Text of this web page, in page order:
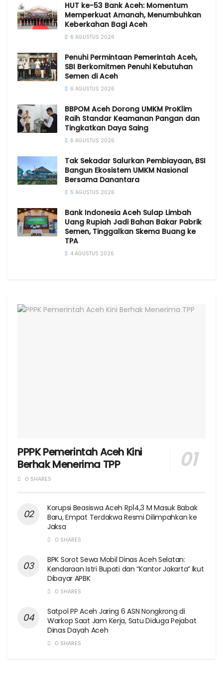
HUT ke-53 Bank Aceh: Momentum
Memperkuat Amanah, Menumbuhkan
Keberkahan Bagi Aceh
6 AGUSTUS 2026
Penuhi Permintaan Pemerintah Aceh,
SBI Berkomitmen Penuhi Kebutuhan
Semen di Aceh
6 AGUSTUS 2026
BBPOM Aceh Dorong UMKM ProKlim
Raih Standar Keamanan Pangan dan
Tingkatkan Daya Saing
6 AGUSTUS 2026
Tak Sekadar Salurkan Pembiayaan, BSI
Bangun Ekosistem UMKM Nasional
Bersama Danantara
5 AGUSTUS 2026
Bank Indonesia Aceh Sulap Limbah
Uang Rupiah Jadi Bahan Bakar Pabrik
Semen, Tinggalkan Skema Buang ke
TPA
4 AGUSTUS 2026
PPPK Pemerintah Aceh Kini
Berhak Menerima TPP
0 SHARES
Korupsi Beasiswa Aceh Rp14,3 M Masuk Babak
Baru, Empat Terdakwa Resmi Dilimpahkan ke
Jaksa
0 SHARES
BPK Sorot Sewa Mobil Dinas Aceh Selatan:
Kendaraan Istri Bupati dan “Kantor Jakarta” Ikut
Dibayar APBK
0 SHARES
Satpol PP Aceh Jaring 6 ASN Nongkrong di
Warkop Saat Jam Kerja, Satu Diduga Pejabat
Dinas Dayah Aceh
0 SHARES